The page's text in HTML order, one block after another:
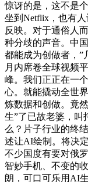
惊讶的是，这不是
坐到Netflix，也有
反映。对于通俗人
种分歧的声音。中
都能成为创做者，”
月内席卷全球视频
峰。我们正正在一
心。就能撬动全世
炼数据和创做。竟
生”了已故老婆，叫
么？片子行业的终
述让AI绘制。将决
不少国度有要对俄
智妙手机、不变的
朗，可口可乐用AI